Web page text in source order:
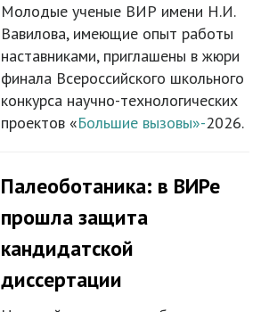
Молодые ученые ВИР имени Н.И.
Вавилова, имеющие опыт работы
наставниками, приглашены в жюри
финала Всероссийского школьного
конкурса научно-технологических
проектов «Большие вызовы»-2026.
Палеоботаника: в ВИРе
прошла защита
кандидатской
диссертации